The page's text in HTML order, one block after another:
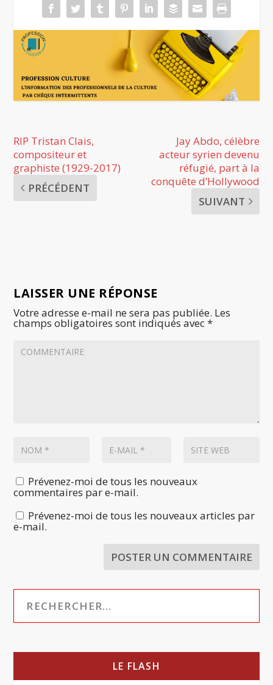
RIP Tristan Clais,
compositeur et
graphiste (1929-2017)
PRÉCÉDENT
Jay Abdo, célèbre
acteur syrien devenu
réfugié, part à la
conquête d’Hollywood
SUIVANT
LAISSER UNE RÉPONSE
Votre adresse e-mail ne sera pas publiée. Les
champs obligatoires sont indiqués avec*
Prévenez-moi de tous les nouveaux
commentaires par e-mail.
Prévenez-moi de tous les nouveaux articles par
e-mail.
LE FLASH